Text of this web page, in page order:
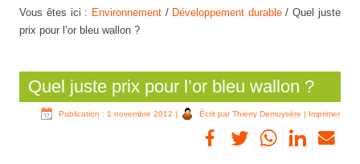
Vous êtes ici : Environnement/ Développement durable/ Quel juste
prix pour l’or bleu wallon ?
Quel juste prix pour l’or bleu wallon ?
Publication : 1 novembre 2012 | Écrit par Thierry Demuysère | Imprimer